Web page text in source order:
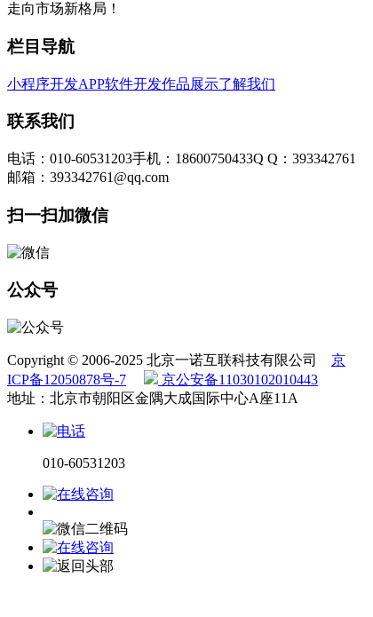
走向市场新格局！
栏目导航
小程序开发APP软件开发作品展示了解我们
联系我们
电话：010-60531203手机：18600750433Q Q：393342761
邮箱：393342761@qq.com
扫一扫加微信
公众号
Copyright © 2006-2025 北京一诺互联科技有限公司 京
ICP备12050878号-7
京公安备11030102010443
地址：北京市朝阳区金隅大成国际中心A座11A
010-60531203